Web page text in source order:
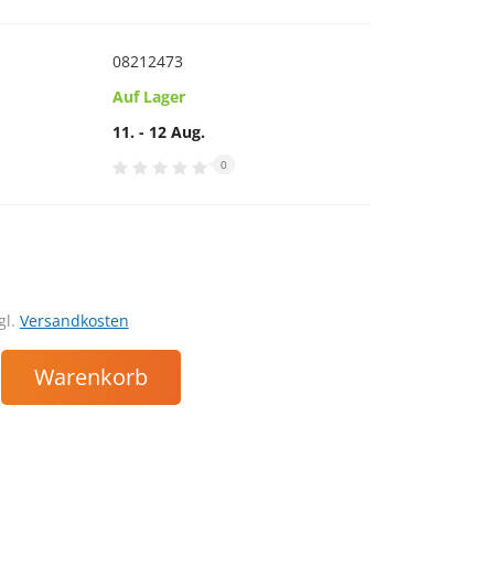
08212473
Auf Lager
11. - 12 Aug.
0
Versandkosten
Warenkorb